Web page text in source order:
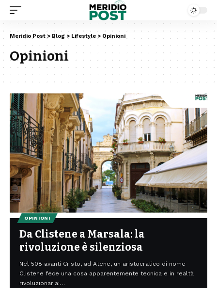
Meridio Post > Blog > Lifestyle > Opinioni
Opinioni
OPINIONI
Da Clistene a Marsala: la
rivoluzione è silenziosa
Nel 508 avanti Cristo, ad Atene, un aristocratico di nome
Clistene fece una cosa apparentemente tecnica e in realtà
rivoluzionaria:…